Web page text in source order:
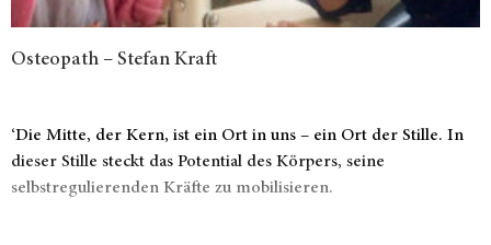
Osteopath – Stefan Kraft
‘Die Mitte, der Kern, ist ein Ort in uns – ein Ort der Stille. In
dieser Stille steckt das Potential des Körpers, seine
selbstregulierenden Kräfte zu mobilisieren.​